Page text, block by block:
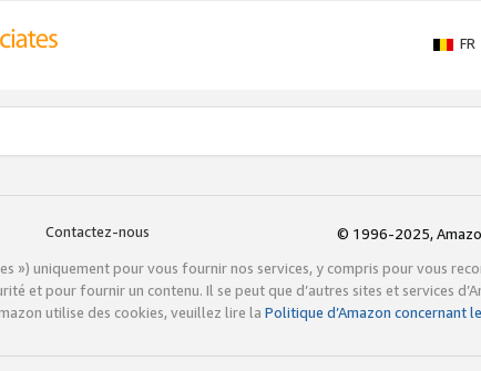
FR
Contactez-nous
© 1996-2025,
») uniquement pour vous fournir nos services, y compris pour vous
et pour fournir un contenu. Il se peut que d’autres sites et services
utilise des cookies, veuillez lire la Politique d’Amazon concernant